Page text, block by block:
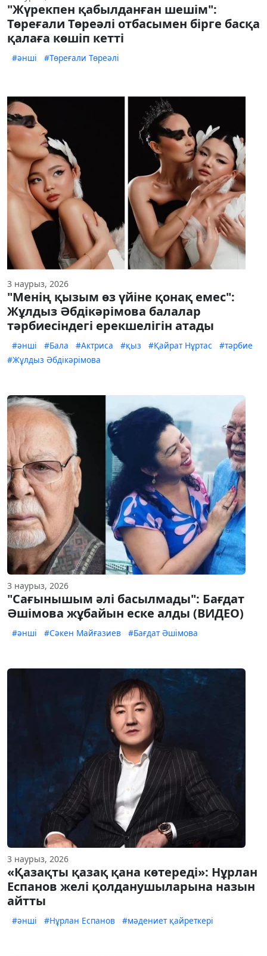
"Жүрекпен қабылданған шешім":
Төреғали Төреәлі отбасымен бірге басқа
қалаға көшіп кетті
#әнші #Төреғали Төреәлі
3 наурыз, 2026
"Менің қызым өз үйіне қонақ емес":
Жұлдыз Әбдікәрімова балалар
тәрбиесіндегі ерекшелігін атады
#әнші #Бала #Актриса #қыз #Қайрат Нұртас
#тәрбие
#Жұлдыз Әбдікәрімова
3 наурыз, 2026
"Сағынышым әлі басылмады": Бағдат
Әшімова жұбайын еске алды (ВИДЕО)
#әнші #Сәкен Майғазиев #Бағдат Әшімова
3 наурыз, 2026
«Қазақты қазақ қана көтереді»: Нұрлан
Еспанов желі қолданушыларына назын
айтты
#әнші #Нұрлан Еспанов #мәдениет қайреткері